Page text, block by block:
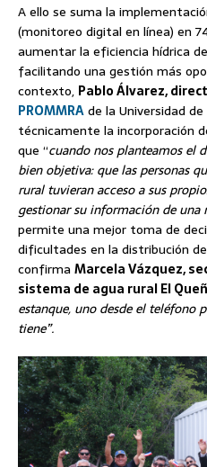
A ello se suma la
(monitoreo digital en línea) en
aumentar la eficiencia hídrica
facilitando una gestión más
contexto, Pablo Álvarez,
PROMMRAde la Universidad
técnicamente la incorporación
que “cuando nos planteamos el
bien objetiva: que las personas
rural tuvieran acceso a sus
gestionar su información de una
permite una mejor toma de
dificultades en la distribución
confirma Marcela Vázquez,
sistema de agua rural El
estanque, uno desde el teléfono
tiene”.